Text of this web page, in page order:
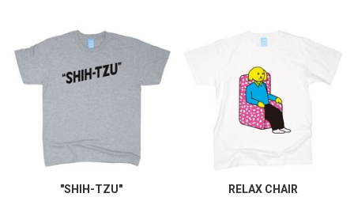
"SHIH-TZU" RELAX CHAIR